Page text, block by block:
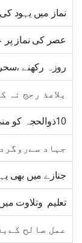
نماز میں یہود
عصر کی نماز
روزہ رکھنے
بلاعذ رحج
10ذوالحجہ کو منیٰ کی طرف واپسی میں بھی مشرکین کی مخالفت
جہاد
جنازے میں بھی
تعلیم وتلاوت
عمل صالح